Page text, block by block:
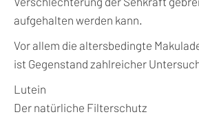
aufgehalten werden kann.
Vor allem die altersbedingte
ist Gegenstand zahlreicher
Lutein
Der natürliche Filterschutz